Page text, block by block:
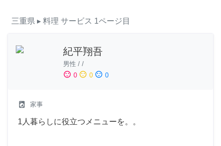
三重県 ▸ 料理 サービス 1ページ目
紀平翔吾
男性 / /
sentiment_satisfied 0 sentiment_neutral 0 sentiment_dissatisfied 0
local_laundry_service 家事
1人暮らしに役立つメニューを。。